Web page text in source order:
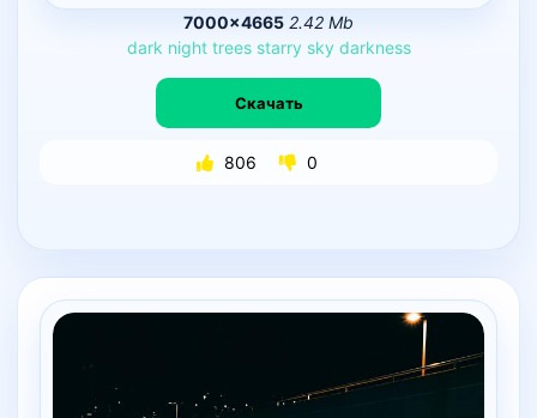
7000×4665 2.42 Mb
dark night trees starry sky darkness
Скачать
806 0